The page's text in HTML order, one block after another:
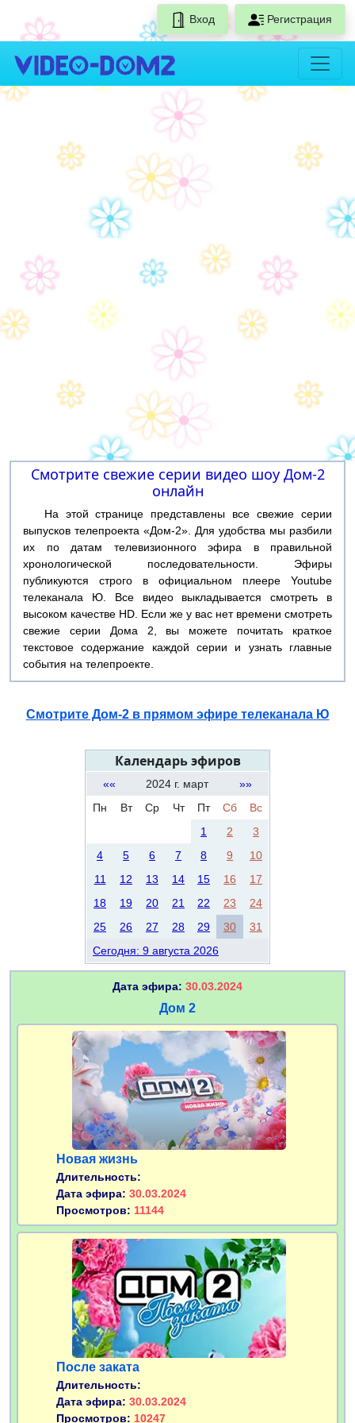
Вход Регистрация
Смотрите свежие серии видео шоу Дом-2
онлайн
На этой странице представлены все свежие серии
выпусков телепроекта «Дом-2». Для удобства мы разбили
их по датам телевизионного эфира в правильной
хронологической последовательности. Эфиры
публикуются строго в официальном плеере Youtube
телеканала Ю. Все видео выкладывается смотреть в
высоком качестве HD. Если же у вас нет времени смотреть
свежие серии Дома 2, вы можете почитать краткое
текстовое содержание каждой серии и узнать главные
события на телепроекте.
Смотрите Дом-2 в прямом эфире телеканала Ю
Календарь эфиров
«« 2024 г. март
»»
Пн
Вт Ср Чт Пт Сб
Вс
1
2
3
4
5 6 7 8 9
10
11
12 13 14 15 16
17
18
19 20 21 22 23
24
25
26 27 28 29 30
31
Сегодня: 9 августа 2026
Дата эфира: 30.03.2024
Дом 2
Новая жизнь
Длительность:
Дата эфира: 30.03.2024
Просмотров: 11144
После заката
Длительность:
Дата эфира: 30.03.2024
Просмотров: 10247